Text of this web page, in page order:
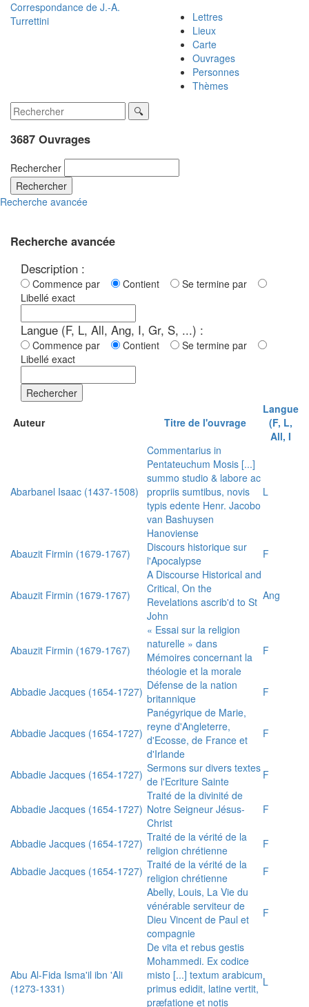
Correspondance de J.-A.
Turrettini
Lettres
Lieux
Carte
Ouvrages
Personnes
Thèmes
3687 Ouvrages
Rechercher
Rechercher
Recherche avancée
Recherche avancée
Description :
Commence par Contient
Se termine par
Libellé exact
Langue (F, L, All, Ang, I, Gr, S, ...) :
Commence par Contient
Se termine par
Libellé exact
Rechercher
Auteur Titre de l'ouvrage
Langue
(F, L,
All, I
Abarbanel Isaac (1437-1508)
Commentarius in
Pentateuchum Mosis [...]
summo studio & labore ac
propriis sumtibus, novis
typis edente Henr. Jacobo
van Bashuysen
Hanoviense
L
Abauzit Firmin (1679-1767)
Discours historique sur
l'Apocalypse
F
Abauzit Firmin (1679-1767)
A Discourse Historical and
Critical, On the
Revelations ascrib'd to St
John
Ang
Abauzit Firmin (1679-1767)
« Essai sur la religion
naturelle » dans
Mémoires concernant la
théologie et la morale
F
Abbadie Jacques (1654-1727) Défense de la nation
britannique
F
Abbadie Jacques (1654-1727)
Panégyrique de Marie,
reyne d'Angleterre,
d'Ecosse, de France et
d'Irlande
F
Abbadie Jacques (1654-1727) Sermons sur divers textes
de l'Ecriture Sainte
F
Abbadie Jacques (1654-1727)
Traité de la divinité de
Notre Seigneur Jésus-
Christ
F
Abbadie Jacques (1654-1727) Traité de la vérité de la
religion chrétienne
F
Abbadie Jacques (1654-1727) Traité de la vérité de la
religion chrétienne
F
Abelly, Louis, La Vie du
vénérable serviteur de
Dieu Vincent de Paul et
compagnie
F
Abu Al-Fida Isma'il ibn 'Ali
(1273-1331)
De vita et rebus gestis
Mohammedi. Ex codice
misto [...] textum arabicum
primus edidit, latine vertit,
præfatione et notis
L